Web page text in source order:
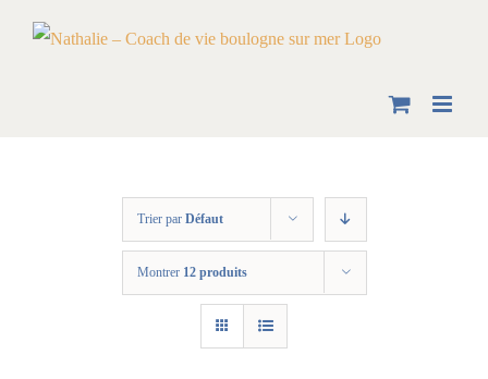
Trier par Défaut
Montrer 12 produits